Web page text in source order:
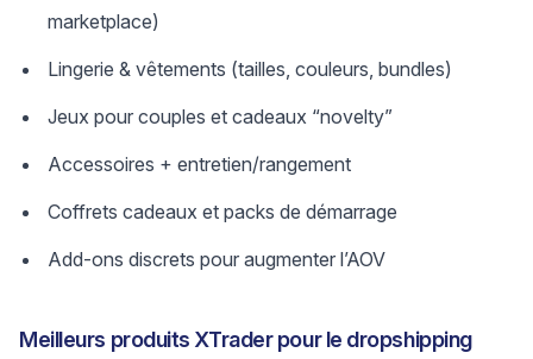
marketplace)
Lingerie & vêtements (tailles, couleurs, bundles)
Jeux pour couples et cadeaux “novelty”
Accessoires + entretien/rangement
Coffrets cadeaux et packs de démarrage
Add-ons discrets pour augmenter l’AOV
Meilleurs produits XTrader pour le dropshipping